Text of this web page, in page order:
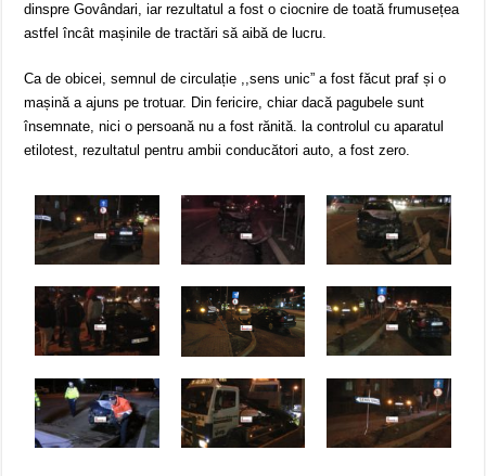
dinspre Govândari, iar rezultatul a fost o ciocnire de toată frumusețea
astfel încât mașinile de tractări să aibă de lucru.
Ca de obicei, semnul de circulație ,,sens unic” a fost făcut praf și o
mașină a ajuns pe trotuar. Din fericire, chiar dacă pagubele sunt
însemnate, nici o persoană nu a fost rănită. la controlul cu aparatul
etilotest, rezultatul pentru ambii conducători auto, a fost zero.